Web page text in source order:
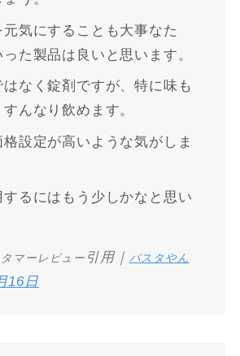
気にすることも大事なた
た製品は良いと思います。
はなく錠剤ですが、特に味も
んなり飲めます。
設定が高いような気がしま
るにはもう少しかなと思い
マーレビュー 引用｜ パスタやん
16日